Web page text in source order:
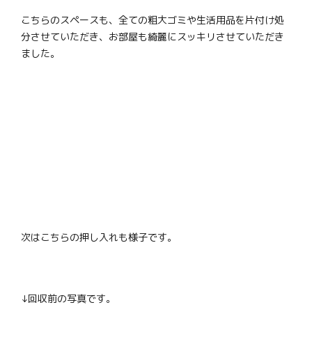
こちらのスペースも、全ての粗大ゴミや生活用品を片付け処
分させていただき、お部屋も綺麗にスッキリさせていただき
ました。
次はこちらの押し入れも様子です。
↓回収前の写真です。